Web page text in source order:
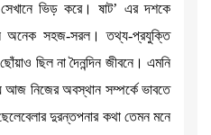
ভিড় করে। ষাট’ এর দশকে
অনেক সহজ-সরল। তথ্য-প্রযুক্তি
ছিল না দৈনন্দিন জীবনে। এমনি
নিজের অবস্থান সম্পর্কে ভাবতে
দুরন্তপনার কথা তেমন মনে